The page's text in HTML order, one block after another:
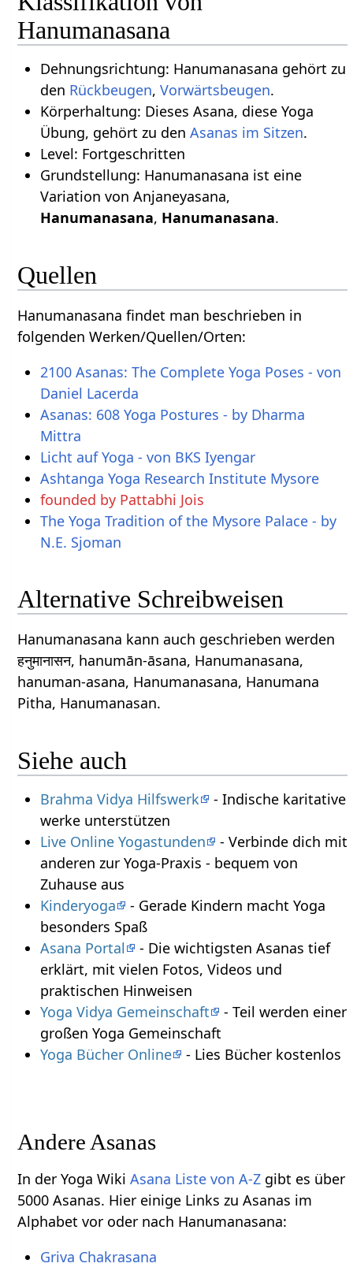
Hanumanasana
Dehnungsrichtung: Hanumanasana gehört zu
den Rückbeugen, Vorwärtsbeugen.
Körperhaltung: Dieses Asana, diese Yoga
Übung, gehört zu den Asanas im Sitzen.
Level: Fortgeschritten
Grundstellung: Hanumanasana ist eine
Variation von Anjaneyasana,
Hanumanasana, Hanumanasana.
Quellen
Hanumanasana findet man beschrieben in
folgenden Werken/Quellen/Orten:
2100 Asanas: The Complete Yoga Poses - von
Daniel Lacerda
Asanas: 608 Yoga Postures - by Dharma
Mittra
Licht auf Yoga - von BKS Iyengar
Ashtanga Yoga Research Institute Mysore
founded by Pattabhi Jois
The Yoga Tradition of the Mysore Palace - by
N.E. Sjoman
Alternative Schreibweisen
Hanumanasana kann auch geschrieben werden
हनुमानासन, hanumān-āsana, Hanumanasana,
hanuman-asana, Hanumanasana, Hanumana
Pitha, Hanumanasan.
Siehe auch
Brahma Vidya Hilfswerk
- Indische karitative
werke unterstützen
Live Online Yogastunden
- Verbinde dich mit
anderen zur Yoga-Praxis - bequem von
Zuhause aus
Kinderyoga
- Gerade Kindern macht Yoga
besonders Spaß
Asana Portal
- Die wichtigsten Asanas tief
erklärt, mit vielen Fotos, Videos und
praktischen Hinweisen
Yoga Vidya Gemeinschaft
- Teil werden einer
großen Yoga Gemeinschaft
Yoga Bücher Online
- Lies Bücher kostenlos
Andere Asanas
In der Yoga WikiAsana Liste von A-Z gibt es über
5000 Asanas. Hier einige Links zu Asanas im
Alphabet vor oder nach Hanumanasana:
Griva Chakrasana